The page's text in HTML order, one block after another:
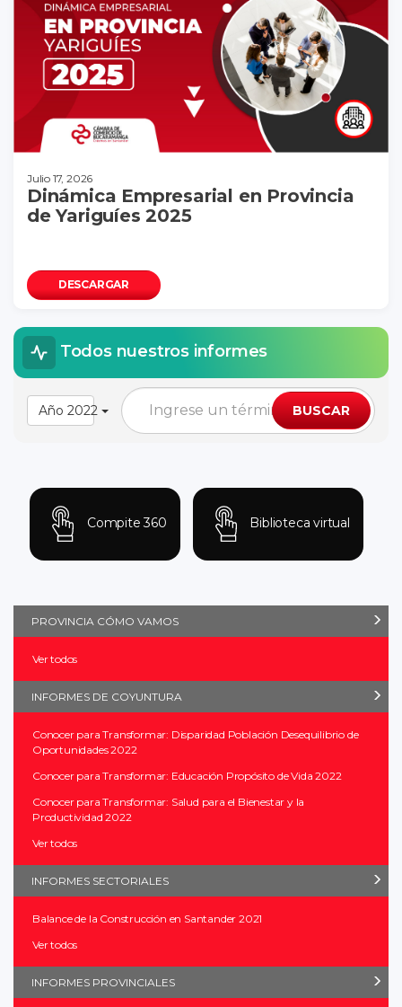
Julio 17, 2026
Dinámica Empresarial en Provincia
de Yariguíes 2025
DESCARGAR
Todos nuestros informes
Año 2022 BUSCAR
Compite 360 Biblioteca virtual
PROVINCIA CÓMO VAMOS
Ver todos
INFORMES DE COYUNTURA
Conocer para Transformar: Disparidad Población Desequilibrio de
Oportunidades 2022
Conocer para Transformar: Educación Propósito de Vida 2022
Conocer para Transformar: Salud para el Bienestar y la
Productividad 2022
Ver todos
INFORMES SECTORIALES
Balance de la Construcción en Santander 2021
Ver todos
INFORMES PROVINCIALES